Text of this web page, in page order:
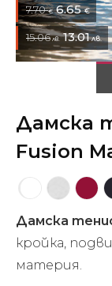
7.70€ 6.65€
15.06 лв. 13.01лв.
Дамска
Fusion
Дамска
кройка,
материя.